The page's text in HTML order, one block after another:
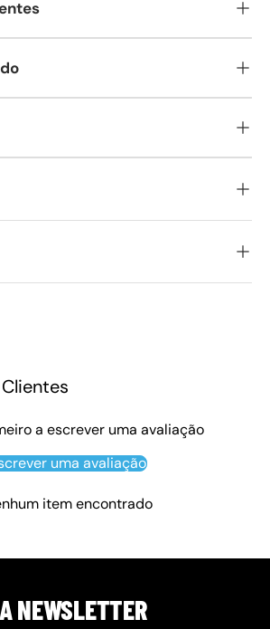
a escrever uma avaliação
uma avaliação
item encontrado
NEWSLETTER